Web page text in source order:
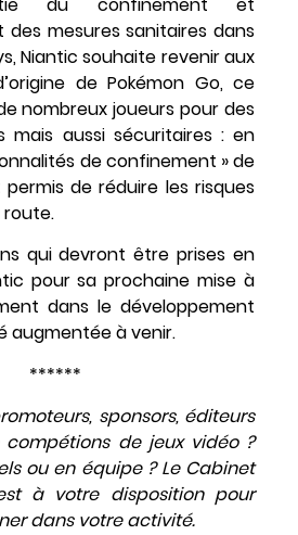
des mesures sanitaires dans
Niantic souhaite revenir aux
de Pokémon Go, ce
nombreux joueurs pour des
mais aussi sécuritaires : en
de confinement » de
de réduire les risques
route.
qui devront être prises en
pour sa prochaine mise à
dans le développement
augmentée à venir.
******
sponsors, éditeurs
de jeux vidéo ?
ou en équipe ? Le Cabinet
à votre disposition pour
dans votre activité.